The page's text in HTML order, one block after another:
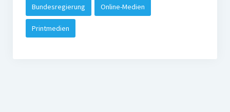
Bundesregierung Online-Medien
Printmedien